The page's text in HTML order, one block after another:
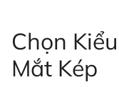
Chọn
Mắt Kép